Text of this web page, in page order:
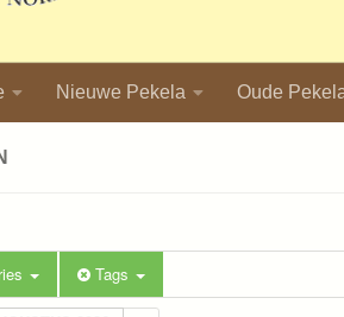
Nieuwe Pekela Oude
Tags